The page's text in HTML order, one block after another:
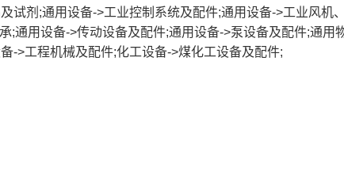
试剂;通用设备->工业控制系统及配件;通用设备->工业风机
;通用设备->传动设备及配件;通用设备->泵设备及配件;通用
->工程机械及配件;化工设备->煤化工设备及配件;